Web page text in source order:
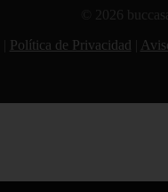
© 2026
Política de Privacidad